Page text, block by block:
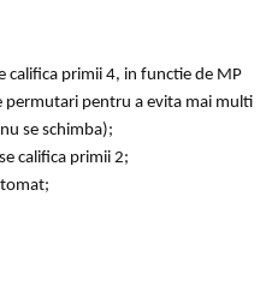
califica primii 4, in functie de MP
permutari pentru a evita mai multi
se schimba);
califica primii 2;